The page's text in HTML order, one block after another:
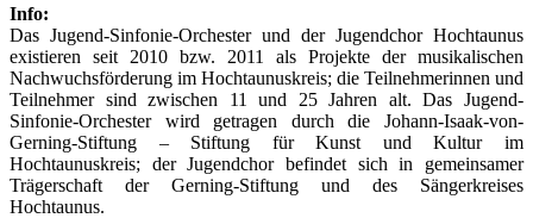
Info:
Das Jugend-Sinfonie-Orchester und der Jugendchor Hochtaunus
existieren seit 2010 bzw. 2011 als Projekte der musikalischen
Nachwuchsförderung im Hochtaunuskreis; die Teilnehmerinnen und
Teilnehmer sind zwischen 11 und 25 Jahren alt. Das Jugend-
Sinfonie-Orchester wird getragen durch die Johann-Isaak-von-
Gerning-Stiftung – Stiftung für Kunst und Kultur im
Hochtaunuskreis; der Jugendchor befindet sich in gemeinsamer
Trägerschaft der Gerning-Stiftung und des Sängerkreises
Hochtaunus.